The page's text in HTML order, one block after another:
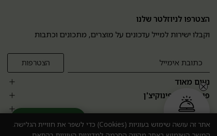
הצטרפו לניוזלטר שלנו
וקבלו ישירות למייל עדכונים על מוצרים, מתכונים וכתבות
נעים מאוד
פופולרים בפינוקיצ'ן
אזור אישי
אתר זה עושה שימוש בעוגיות (Cookies) כדי לשפר את חוויית הגלישה.